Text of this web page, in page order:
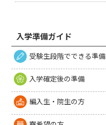
入学準備ガイド
受験生段階でできる準備
入学確定後の準備
編入生・院生の方